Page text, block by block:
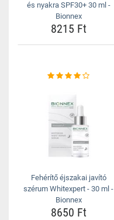
és nyakra SPF30+ 30 ml -
Bionnex
8215 Ft
Fehérítő éjszakai javító
szérum Whitexpert - 30 ml -
Bionnex
8650 Ft